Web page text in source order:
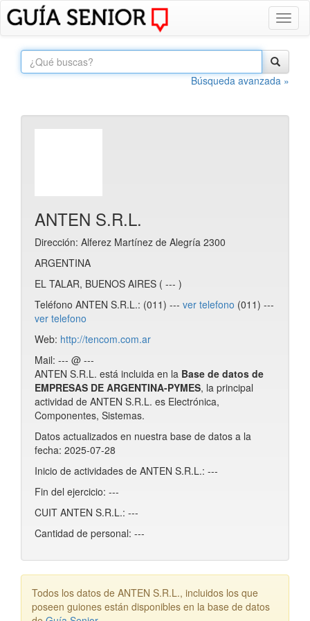
Búsqueda avanzada »
ANTEN S.R.L.
Dirección: Alferez Martínez de Alegría 2300
ARGENTINA
EL TALAR, BUENOS AIRES ( --- )
Teléfono ANTEN S.R.L.: (011) --- ver telefono (011) ---
ver telefono
Web: http://tencom.com.ar
Mail: --- @ ---
ANTEN S.R.L. está incluida en la Base de datos de
EMPRESAS DE ARGENTINA-PYMES, la principal
actividad de ANTEN S.R.L. es Electrónica,
Componentes, Sistemas.
Datos actualizados en nuestra base de datos a la
fecha: 2025-07-28
Inicio de actividades de ANTEN S.R.L.: ---
Fin del ejercicio: ---
CUIT ANTEN S.R.L.: ---
Cantidad de personal: ---
Todos los datos de ANTEN S.R.L., incluidos los que
poseen guiones están disponibles en la base de datos